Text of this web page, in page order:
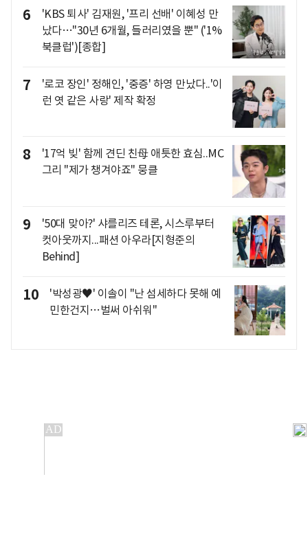
6
'KBS 퇴사' 김재원, '프리 선배' 이혜성 만
났다…"30년 6개월, 들러리였을 뿐" ('1%
북클럽')[종합]
7
'로코 장인' 정해인, '중증' 하영 만났다..'이
런 엿 같은 사랑' 제작 확정
8
'17억 빚' 함께 견딘 친母 애틋한 효심..MC
그리 "제가 챙겨야죠" 뭉클
9
'50대 맞아?' 샤를리즈 테론, 시스루부터
컷아웃까지...패션 아우라[지형준의
Behind]
10
'박성광♥' 이솔이 "난 섬세하다 못해 예
민한건지…벌써 아쉬워"